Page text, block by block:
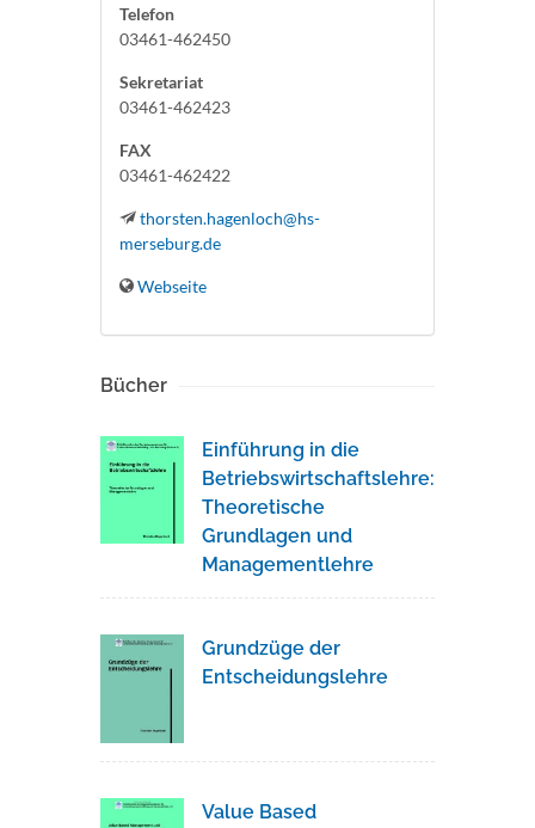
Telefon
03461-462450
Sekretariat
03461-462423
FAX
03461-462422
thorsten.hagenloch@hs-
merseburg.de
Webseite
Bücher
Einführung in die
Betriebswirtschaftslehre:
Theoretische
Grundlagen und
Managementlehre
Grundzüge der
Entscheidungslehre
Value Based